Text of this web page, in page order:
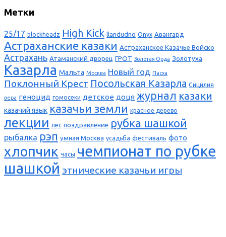
Метки
25/17 blockheadz High Kick llandudno Onyx Авангард
Астраханские казаки Астраханское Казачье Войско
Астрахань Атаманский дворец ГРОТ Золотая Орда Золотуха
Казарла Мальта Москва Новый год Пасха
Поклонный Крест Посольская Казарла Сицилия
вера геноцид гомосеки детское доця журнал казаки
казачий язык казачьи земли красное дерево
лекции лес поздравление рубка шашкой
рыбалка рэп умная Москва усадьба фестиваль фото
хлопчик часы чемпионат по рубке
шашкой этнические казачьи игры